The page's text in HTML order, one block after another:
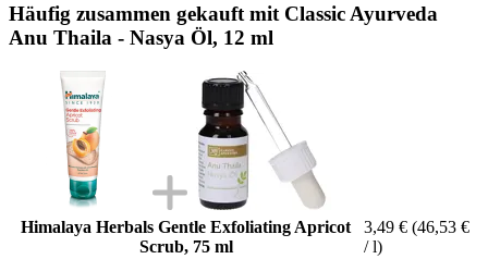
Häufig zusammen gekauft mit Classic Ayurveda
Anu Thaila - Nasya Öl, 12 ml
Himalaya Herbals Gentle Exfoliating Apricot
Scrub, 75 ml
3,49 € (46,53 €
/ l)